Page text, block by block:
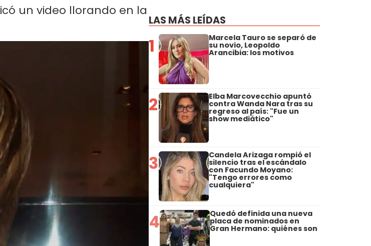
un video llorando en la
LAS MÁS LEÍDAS
1 Marcela Tauro se separó de
su novio, Leopoldo
Arancibia: los motivos
2 Elba Marcovecchio apuntó
contra Wanda Nara tras su
regreso al país: "Fue un
show mediático"
3 Candela Arizaga rompió el
silencio tras el escándalo
con Facundo Moyano:
"Tengo errores como
cualquiera"
4 Quedó definida una nueva
placa de nominados en
Gran Hermano: quiénes son